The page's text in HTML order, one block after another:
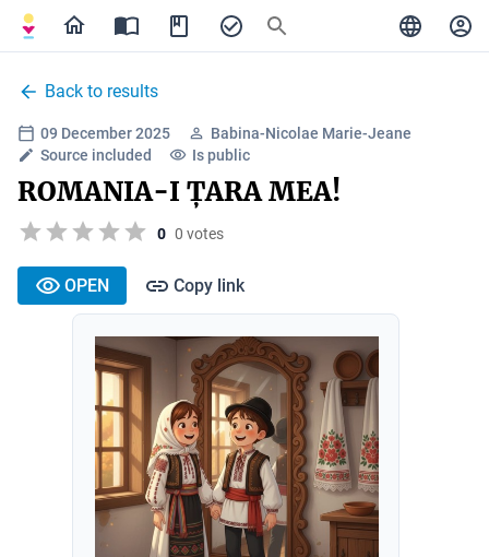
Back to results
09 December 2025
Babina-Nicolae Marie-Jeane
Source included
Is public
ROMANIA-I ȚARA MEA!
0 0 votes
OPEN Copy link